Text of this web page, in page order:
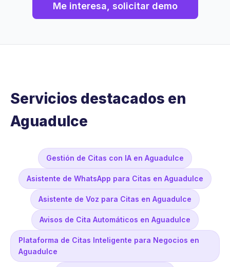
Me interesa, solicitar demo
Servicios destacados en
Aguadulce
Gestión de Citas con IA en Aguadulce
Asistente de WhatsApp para Citas en Aguadulce
Asistente de Voz para Citas en Aguadulce
Avisos de Cita Automáticos en Aguadulce
Plataforma de Citas Inteligente para Negocios en
Aguadulce